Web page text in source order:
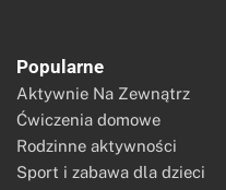
Popularne
Aktywnie Na Zewnątrz
Ćwiczenia domowe
Rodzinne aktywności
Sport i zabawa dla dzieci